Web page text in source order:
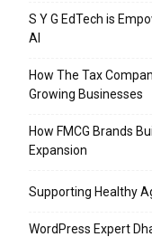
S Y G EdTech is
AI
How The Tax
Growing Businesses
How FMCG Brands
Expansion
Supporting Healthy
WordPress Expert